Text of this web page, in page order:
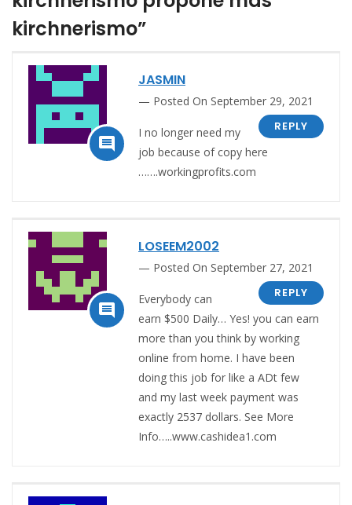
kirchnerismo”

JASMIN
Posted On September 29, 2021
REPLY
I no longer need my
job because of copy here
…….workingprofits.com

LOSEEM2002
Posted On September 27, 2021
REPLY
Everybody can
earn $500 Daily… Yes! you can earn
more than you think by working
online from home. I have been
doing this job for like a ADt few
and my last week payment was
exactly 2537 dollars. See More
Info…..www.cashidea1.com